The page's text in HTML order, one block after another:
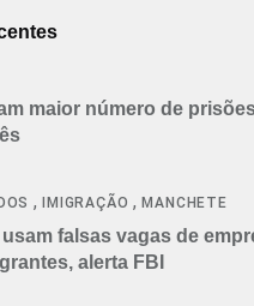
maior número de
, IMIGRAÇÃO ,MANCHETE
falsas vagas de
alerta FBI